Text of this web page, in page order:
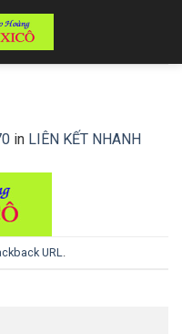
in LIÊN KẾT NHANH
URL